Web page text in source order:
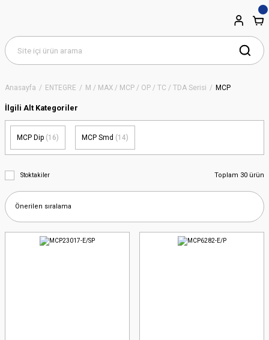
Anasayfa ENTEGRE M / MAX / MCP / OP / TC / TDA Serisi MCP
İlgili Alt Kategoriler
MCP Dip (16) MCP Smd (14)
Stoktakiler Toplam 30 ürün